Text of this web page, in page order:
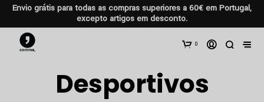
Envio grátis para todas as compras superiores a 60€ em Portugal,
excepto artigos em desconto.
0
Desportivos